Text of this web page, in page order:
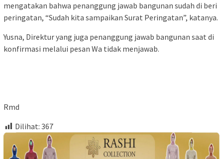
mengatakan bahwa penanggung jawab bangunan sudah di beri
peringatan, “Sudah kita sampaikan Surat Peringatan”, katanya.
Yusna, Direktur yang juga penanggung jawab bangunan saat di
konfirmasi melalui pesan Wa tidak menjawab.
Rmd
Dilihat: 367